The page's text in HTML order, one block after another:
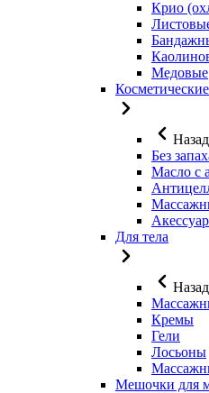
Крио
Медовые
Назад
Без
Масло с
Для тела
Назад
Кремы
Гели
Лосьоны
Мешочки для